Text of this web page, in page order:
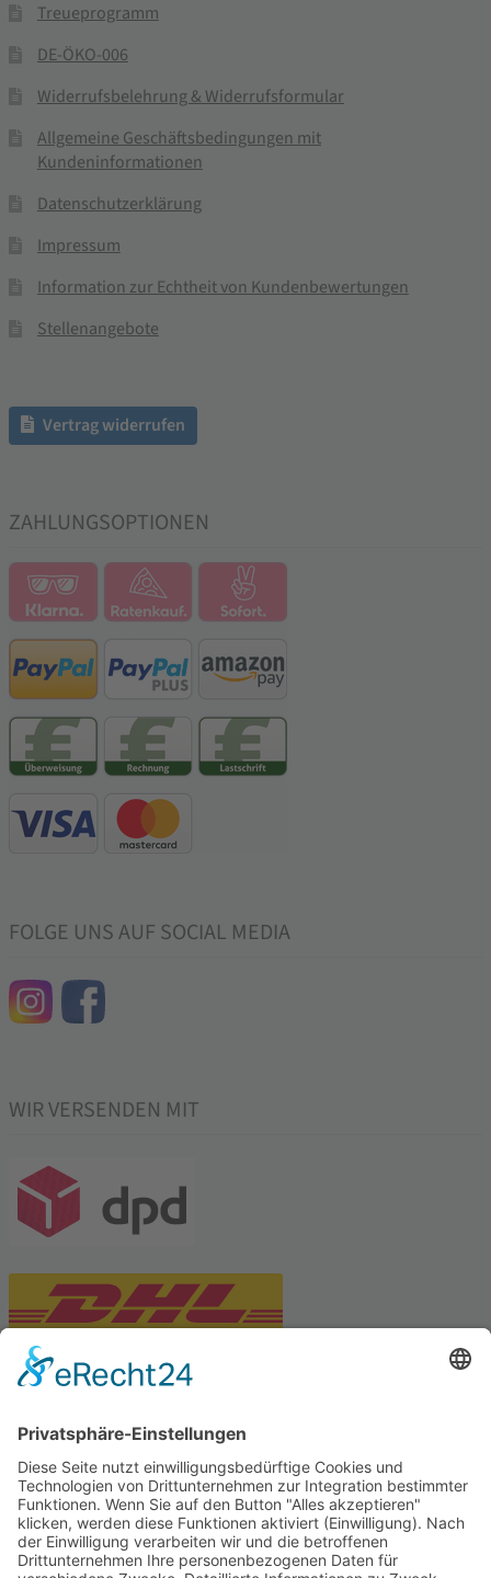
Treueprogramm
DE-ÖKO-006
Widerrufsbelehrung & Widerrufsformular
Allgemeine Geschäftsbedingungen mit
Kundeninformationen
Datenschutzerklärung
Impressum
Information zur Echtheit von Kundenbewertungen
Stellenangebote
Vertrag widerrufen
ZAHLUNGSOPTIONEN
FOLGE UNS AUF SOCIAL MEDIA
WIR VERSENDEN MIT
Tekal – Textile Lebensqualität
Exklusive moderne & Orientteppiche
Feuerwerk XXL
Pyrotechnik online bestellen